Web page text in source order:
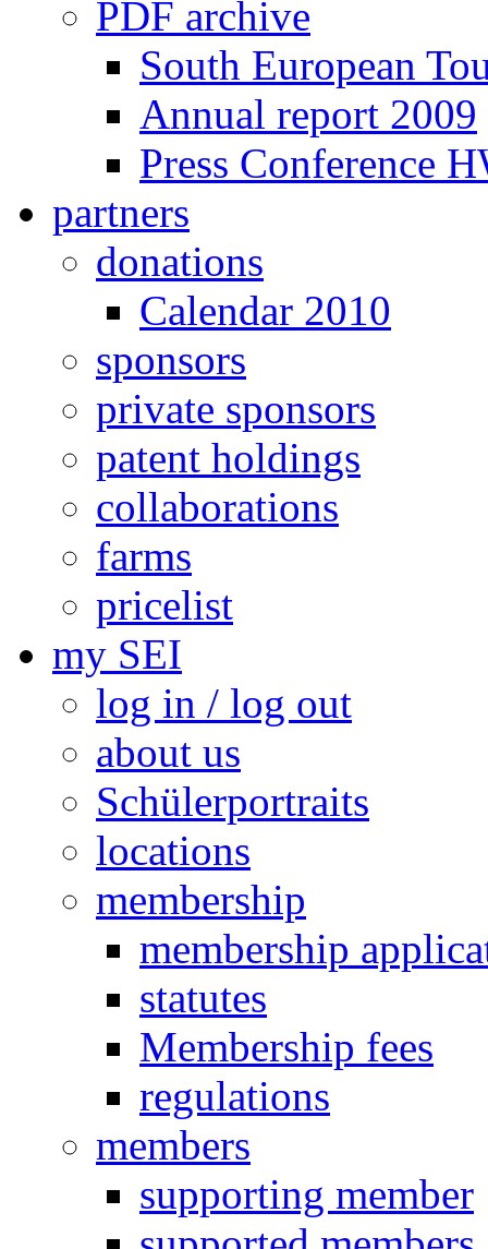
PDF archive
South European
Annual report 2009
Press Conference
partners
donations
Calendar 2010
sponsors
private sponsors
patent holdings
collaborations
farms
pricelist
my SEI
log in / log out
about us
Schülerportraits
locations
membership
membership
statutes
Membership fees
regulations
members
supporting member